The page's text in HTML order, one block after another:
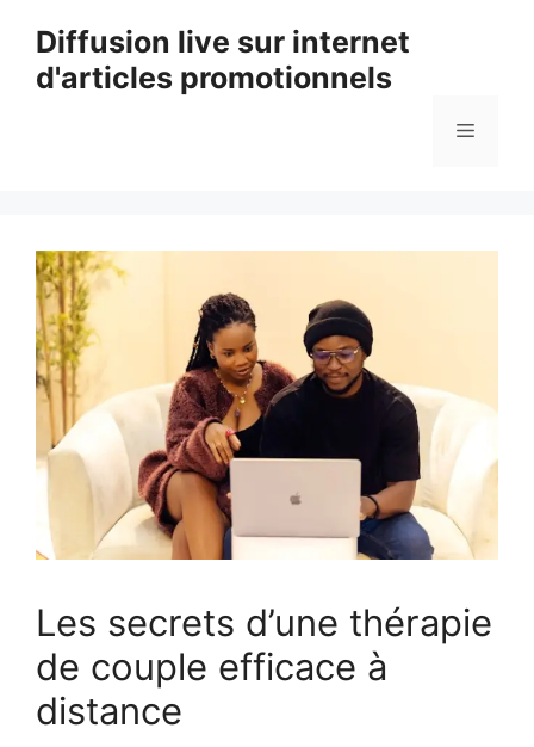
contenu
Diffusion live sur internet
d'articles promotionnels
Menu
Les secrets d’une thérapie
de couple efficace à
distance